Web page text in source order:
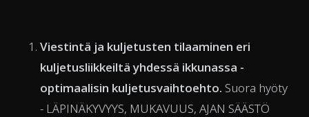
Viestintä ja kuljetusten tilaaminen eri
kuljetusliikkeiltä yhdessä ikkunassa -
optimaalisin kuljetusvaihtoehto. Suora hyöty
- LÄPINÄKYVYYS, MUKAVUUS, AJAN SÄÄSTÖ